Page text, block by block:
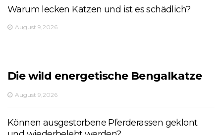
Warum lecken Katzen und ist es schädlich?
August 9,2026
Die wild energetische Bengalkatze
August 9,2026
Können ausgestorbene Pferderassen geklont